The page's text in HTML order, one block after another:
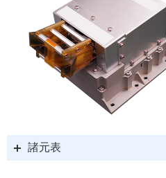
ました
2023/06/30
宇宙開発利
号機 小型
諸元表